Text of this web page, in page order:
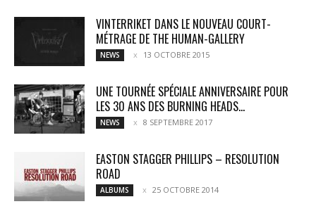
VINTERRIKET DANS LE NOUVEAU COURT-
MÉTRAGE DE THE HUMAN-GALLERY
NEWS 13 OCTOBRE 2015
UNE TOURNÉE SPÉCIALE ANNIVERSAIRE POUR
LES 30 ANS DES BURNING HEADS...
NEWS 8 SEPTEMBRE 2017
EASTON STAGGER PHILLIPS – RESOLUTION
ROAD
ALBUMS 25 OCTOBRE 2014